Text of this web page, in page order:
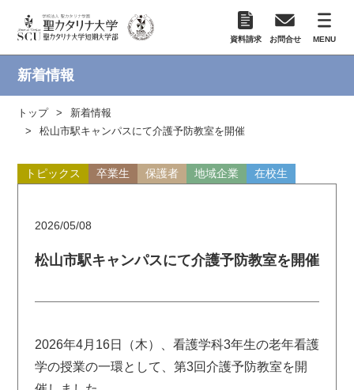
資料請求 お問合せ MENU
新着情報
トップ
新着情報
松山市駅キャンパスにて介護予防教室を開催
トピックス 卒業生 保護者 地域企業 在校生
2026/05/08
松山市駅キャンパスにて介護予防教室を開催
2026年4月16日（木）、看護学科3年生の老年看護
学の授業の一環として、第3回介護予防教室を開